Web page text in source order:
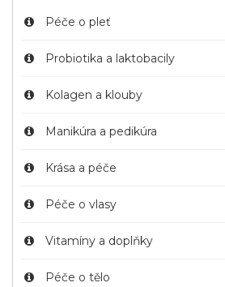
Péče o pleť
Probiotika a laktobacily
Kolagen a klouby
Manikúra a pedikúra
Krása a péče
Péče o vlasy
Vitamíny a doplňky
Péče o tělo